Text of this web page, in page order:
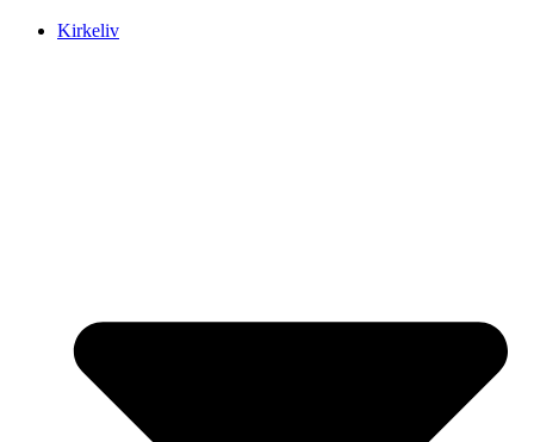
Kirkeliv